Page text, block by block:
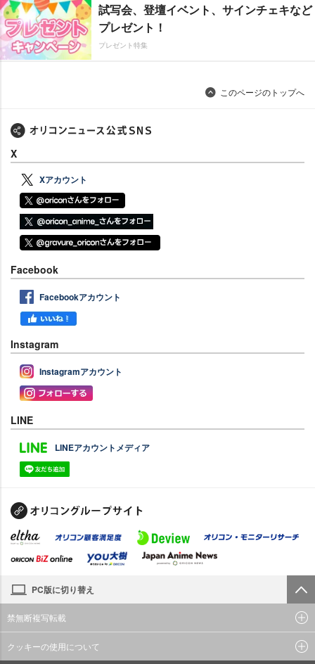
試写会、登壇イベント、サインチェキなど
プレゼント！
プレゼント特集
このページのトップへ
X
Xアカウント
Facebook
Facebookアカウント
Instagram
Instagramアカウント
LINE
LINEアカウントメディア
PC版に切り替え
禁無断複写転載
クッキーの使用について